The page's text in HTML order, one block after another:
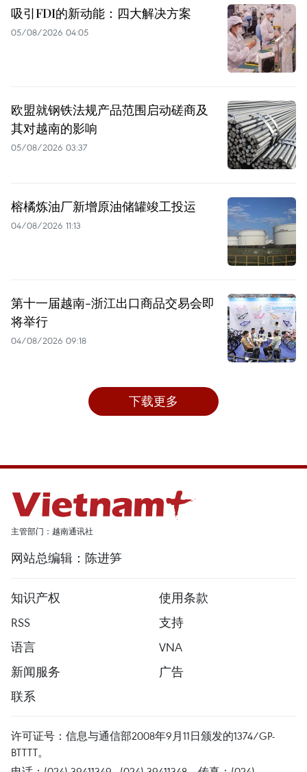
吸引FDI的新动能：四大解决方案
05/08/2026 04:05
欧盟就钢铁法规产品范围启动磋商及
其对越南的影响
05/08/2026 03:37
榕橘炼油厂新增原油储罐竣工投运
04/08/2026 11:13
第十一届越南-浙江出口商品交易会即
将举行
04/08/2026 09:18
下载更多
主管部门：越南通讯社
网站总编辑：陈进笋
知识产权
使用条款
RSS
支持
语言
VNA
新闻服务
广告
联系
许可证号：信息与通信部2008年9月11日颁发的1374/GP-
BTTTT。